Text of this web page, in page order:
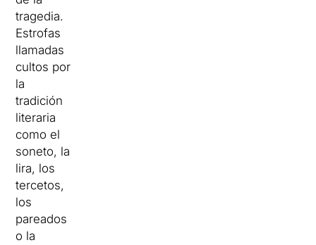
tragedia.
Estrofas
llamadas
cultos por
la
tradición
literaria
como el
soneto, la
lira, los
tercetos,
los
pareados
o la